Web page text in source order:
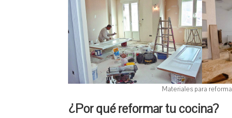
Materiales para
¿Por qué reformar tu cocina?